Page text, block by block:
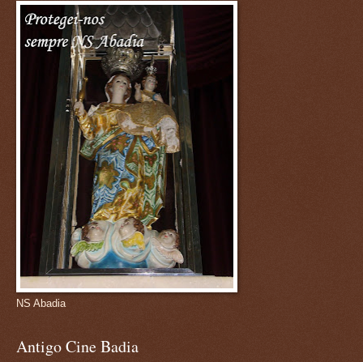
NS Abadia
Antigo Cine Badia